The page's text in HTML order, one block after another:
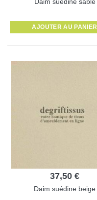
AJOUTER AU PANIER
37,50 €
Daim suédine beige